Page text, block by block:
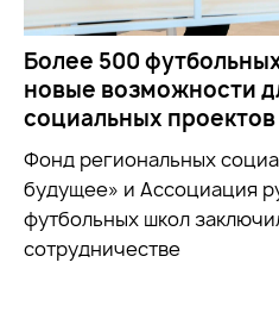
Более 500
новые возможности
социальных проектов
Фонд региональных
будущее» и Ассоциация
футбольных школ
сотрудничестве